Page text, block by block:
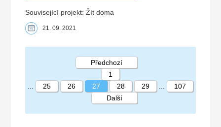
Související projekt: Žít doma
21. 09. 2021
STRÁNKA 27 107
Předchozí
1
25 26 27 28 29
107
Další